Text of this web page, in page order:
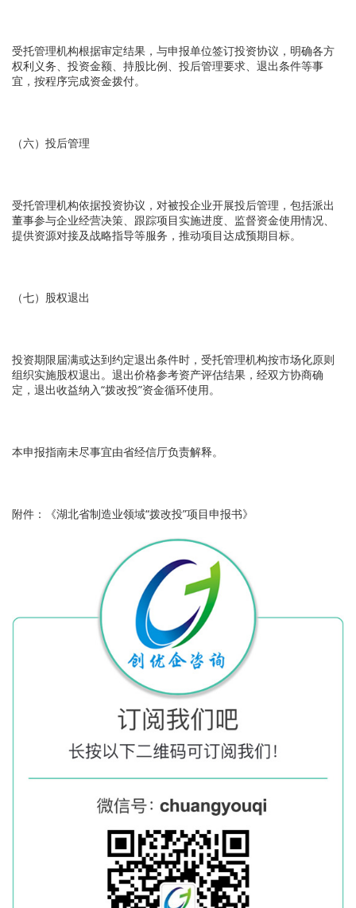
受托管理机构根据审定结果，与申报单位签订投资协议，明确各方
权利义务、投资金额、持股比例、投后管理要求、退出条件等事
宜，按程序完成资金拨付。
（六）投后管理
受托管理机构依据投资协议，对被投企业开展投后管理，包括派出
董事参与企业经营决策、跟踪项目实施进度、监督资金使用情况、
提供资源对接及战略指导等服务，推动项目达成预期目标。
（七）股权退出
投资期限届满或达到约定退出条件时，受托管理机构按市场化原则
组织实施股权退出。退出价格参考资产评估结果，经双方协商确
定，退出收益纳入“拨改投”资金循环使用。
本申报指南未尽事宜由省经信厅负责解释。
附件：《湖北省制造业领域“拨改投”项目申报书》